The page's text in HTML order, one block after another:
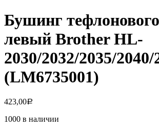
Бушинг
левый Brother HL-
2030/2032/2035/
(LM6735001)
423,00Р
1000 в наличии